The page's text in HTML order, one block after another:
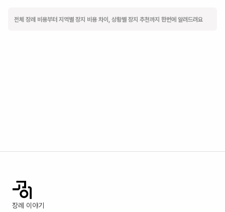
전체 장례 비용부터 지역별 장지 비용 차이, 상황별 장지 추천까지 한번에 알려드려요
장례 이야기